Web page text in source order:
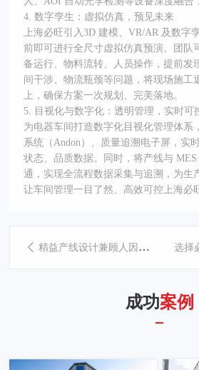
4. 数字孪生：虚拟仿真，预见未来
上海必旺引入3D 建模、VR/AR 及数字
前即可进行全尺寸虚拟仿真预演。团队
备运行、物料流转、人员操作，提前发
间干涉、物流瓶颈等问题，将现场施工
上，确保方案一次规划、完美落地。
5. 目视化与数字化：透明管理，实时可
为电器车间打造数字化目视化管理体系
系统（Andon）、质量追溯电子屏，实
状态、品质数据。同时，将产线与
通，实现全流程数据采集与追溯，为生
让车间管理一目了然、高效可控上海必
精益产线设计兼顾人因，提升产线柔性与安全性 选择
成功案例